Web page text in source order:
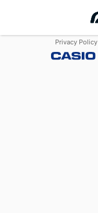
Privacy Policy